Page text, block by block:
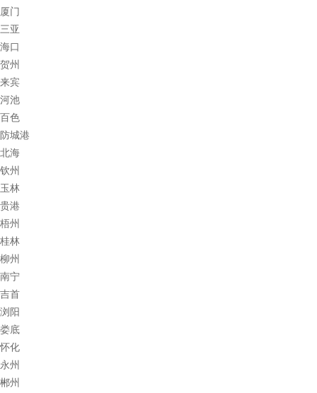
厦门
三亚
海口
贺州
来宾
河池
百色
防城港
北海
钦州
玉林
贵港
梧州
桂林
柳州
南宁
吉首
浏阳
娄底
怀化
永州
郴州